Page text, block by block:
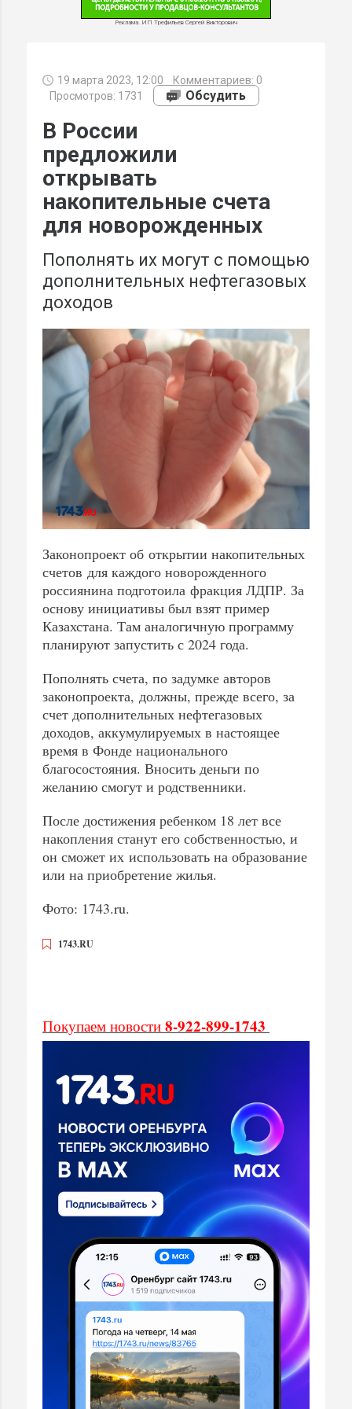
Реклама. ИП Трефильев Сергей Викторович
19 марта 2023, 12:00 Комментариев: 0
Просмотров: 1731
Обсудить
В России
предложили
открывать
накопительные счета
для новорожденных
Пополнять их могут с помощью
дополнительных нефтегазовых
доходов
Законопроект об открытии накопительных
счетов для каждого новорожденного
россиянина подготоила фракция ЛДПР. За
основу инициативы был взят пример
Казахстана. Там аналогичную программу
планируют запустить с 2024 года.
Пополнять счета, по задумке авторов
законопроекта, должны, прежде всего, за
счет дополнительных нефтегазовых
доходов, аккумулируемых в настоящее
время в Фонде национального
благосостояния. Вносить деньги по
желанию смогут и родственники.
После достижения ребенком 18 лет все
накопления станут его собственностью, и
он сможет их использовать на образование
или на приобретение жилья.
Фото: 1743.ru.
1743.RU
Покупаем новости 8-922-899-1743